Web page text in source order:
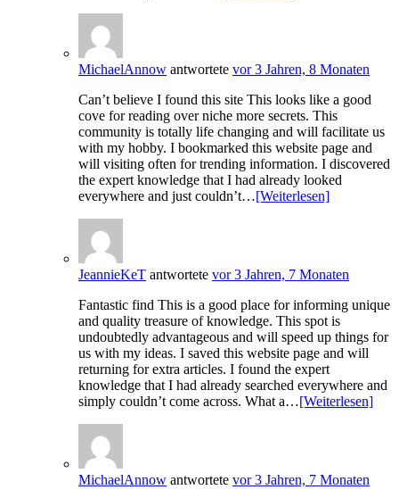
MichaelAnnow antwortete vor 3 Jahren, 8 Monaten
Can’t believe I found this site This looks like a good
cove for reading over niche more secrets. This
community is totally life changing and will facilitate us
with my hobby. I bookmarked this website page and
will visiting often for trending information. I discovered
the expert knowledge that I had already looked
everywhere and just couldn’t…[Weiterlesen]
JeannieKeT antwortete vor 3 Jahren, 7 Monaten
Fantastic find This is a good place for informing unique
and quality treasure of knowledge. This spot is
undoubtedly advantageous and will speed up things for
us with my ideas. I saved this website page and will
returning for extra articles. I found the expert
knowledge that I had already searched everywhere and
simply couldn’t come across. What a…[Weiterlesen]
MichaelAnnow antwortete vor 3 Jahren, 7 Monaten